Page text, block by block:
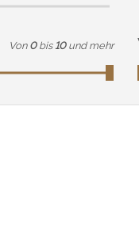
Von 0 bis 10 und mehr